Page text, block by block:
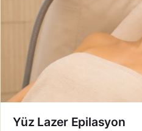
Yüz Lazer Epilasyon